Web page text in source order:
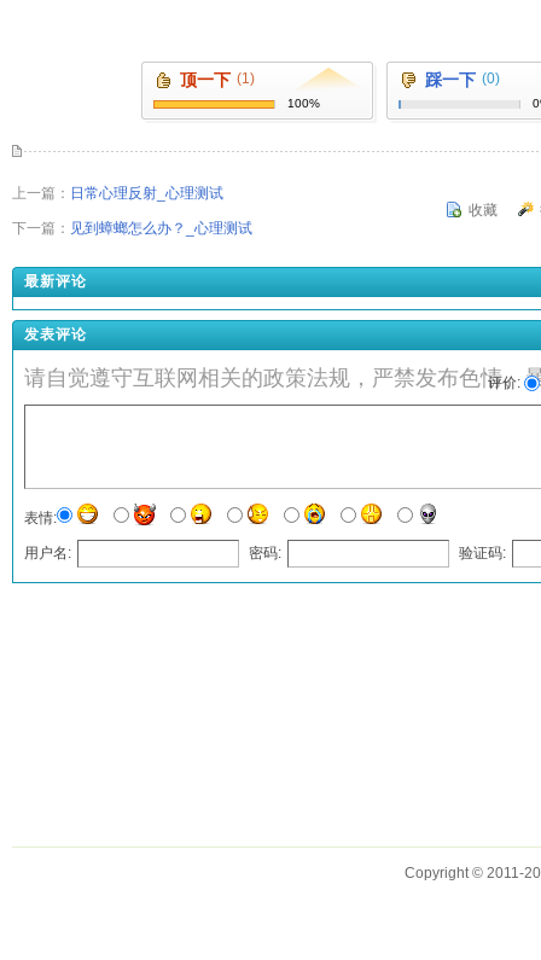
顶一下 (1)
100%
踩一下 (0)
上一篇： 日常心理反射_心理测试
下一篇： 见到蟑螂怎么办？_心理测试
收藏
最新评论
发表评论
请自觉遵守互联网相关的政策法规，严禁发布色情、
评价:
表情:
用户名: 密码: 验证码:
Copyright © 2011-